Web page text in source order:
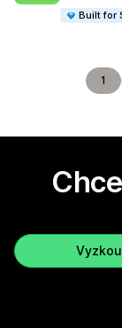
Built for
1